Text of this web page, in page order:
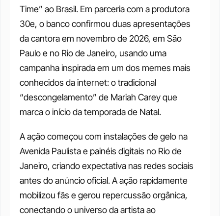
Time” ao Brasil. Em parceria com a produtora
30e, o banco confirmou duas apresentações
da cantora em novembro de 2026, em São
Paulo e no Rio de Janeiro, usando uma
campanha inspirada em um dos memes mais
conhecidos da internet: o tradicional
“descongelamento” de Mariah Carey que
marca o início da temporada de Natal.
A ação começou com instalações de gelo na
Avenida Paulista e painéis digitais no Rio de
Janeiro, criando expectativa nas redes sociais
antes do anúncio oficial. A ação rapidamente
mobilizou fãs e gerou repercussão orgânica,
conectando o universo da artista ao